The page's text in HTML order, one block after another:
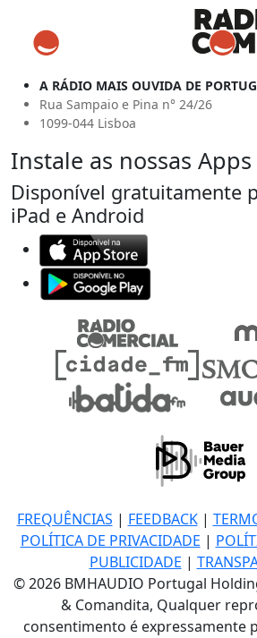
A RÁDIO MAIS OUVIDA DE
Rua Sampaio e Pina n° 24/26
1099-044 Lisboa
Instale as nossas Apps
Disponível gratuitamente
iPad e Android
FREQUÊNCIAS | FEEDBACK|
POLÍTICA DE PRIVACIDADE |
PUBLICIDADE |
© 2026 BMHAUDIO Portugal
& Comandita, Qualquer
consentimento é expressamente